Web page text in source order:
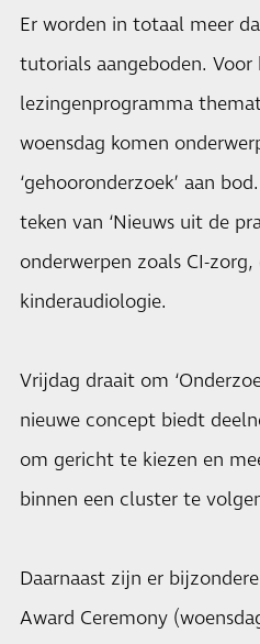
Er worden in totaal meer
tutorials aangeboden.
lezingenprogramma
woensdag komen
‘gehooronderzoek’ aan
teken van ‘Nieuws uit de
onderwerpen zoals CI-
kinderaudiologie.
Vrijdag draait om
nieuwe concept biedt
om gericht te kiezen en
binnen een cluster te
Daarnaast zijn er
Award Ceremony